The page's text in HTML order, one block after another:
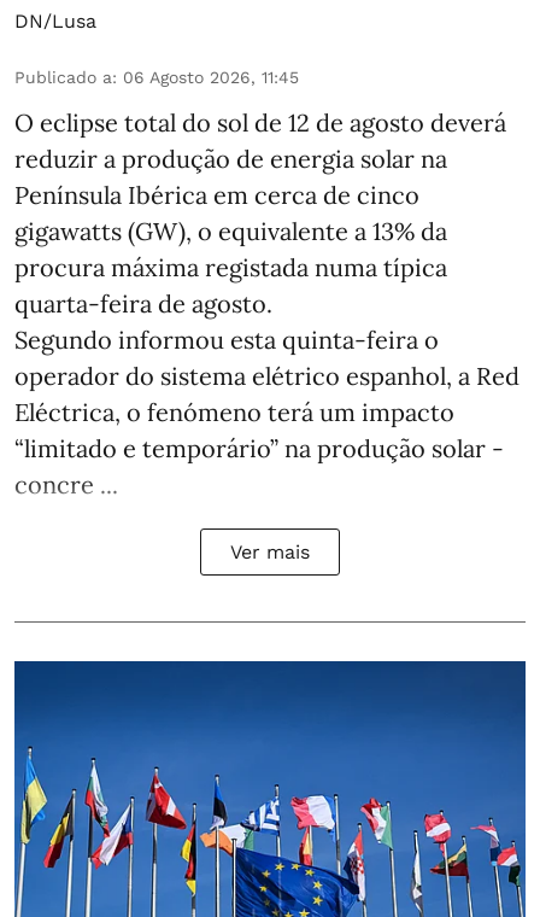
DN/Lusa
Publicado a: 06 Agosto 2026, 11:45
O eclipse total do sol de 12 de agosto deverá
reduzir a produção de energia solar na
Península Ibérica em cerca de cinco
gigawatts (GW), o equivalente a 13% da
procura máxima registada numa típica
quarta-feira de agosto.
Segundo informou esta quinta-feira o
operador do sistema elétrico espanhol, a Red
Eléctrica, o fenómeno terá um impacto
“limitado e temporário” na produção solar -
concre ...
Ver mais